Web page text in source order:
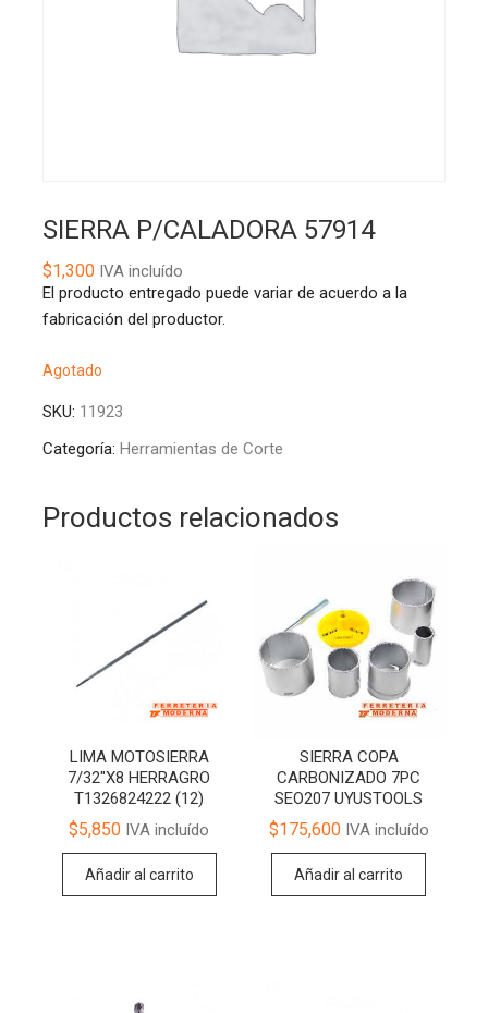
SIERRA P/CALADORA 57914
$1,300IVA incluído
El producto entregado puede variar de acuerdo a la
fabricación del productor.
Agotado
SKU: 11923
Categoría: Herramientas de Corte
Productos relacionados
LIMA MOTOSIERRA
7/32″X8 HERRAGRO
T1326824222 (12)
$5,850 IVA incluído
Añadir al carrito
SIERRA COPA
CARBONIZADO 7PC
SEO207 UYUSTOOLS
$175,600IVA incluído
Añadir al carrito